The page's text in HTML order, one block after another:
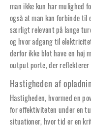
man ikke kun har mulighed
også at man kan forbinde
særligt relevant på lange
og hvor adgang til
derfor ikke blot have en høj
output porte, der reflekterer
Hastigheden af
Hastigheden, hvormed en
for effektiviteten under en
situationer, hvor tid er en